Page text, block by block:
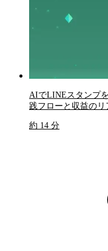
AIでLINEスタンプ
践フローと収益のリ
約 14 分